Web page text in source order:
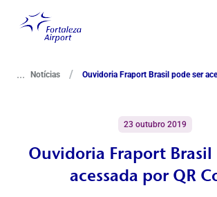
... Notícias / Ouvidoria Fraport Brasil pode ser
23 outubro 2019
Ouvidoria Fraport Brasil
acessada por QR